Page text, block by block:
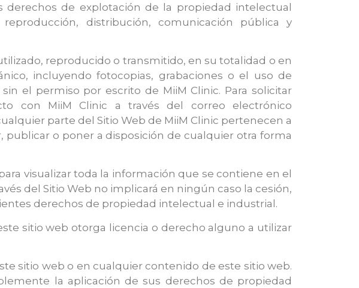
derechos de explotación de la propiedad intelectual
distribución, comunicación pública y
reproducido o transmitido, en su totalidad o en
incluyendo fotocopias, grabaciones o el uso de
el permiso por escrito de MiiM Clinic. Para solicitar
con MiiM Clinic a través del correo electrónico
parte del Sitio Web de MiiM Clinic pertenecen a
o poner a disposición de cualquier otra forma
visualizar toda la información que se contiene en el
del Sitio Web no implicará en ningún caso la cesión,
derechos de propiedad intelectual e industrial.
sitio web otorga licencia o derecho alguno a utilizar
sitio web o en cualquier contenido de este sitio web.
la aplicación de sus derechos de propiedad